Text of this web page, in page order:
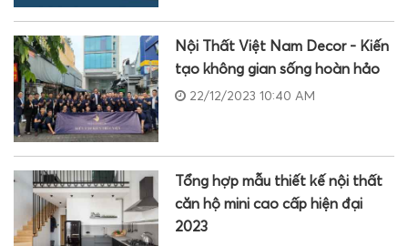
Nội Thất Việt Nam Decor - Kiến
tạo không gian sống hoàn hảo
22/12/2023 10:40 AM
Tổng hợp mẫu thiết kế nội thất
căn hộ mini cao cấp hiện đại
2023